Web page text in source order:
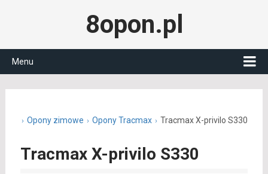
8opon.pl
Menu
Opony zimowe Opony Tracmax Tracmax X-privilo S330
Tracmax X-privilo S330